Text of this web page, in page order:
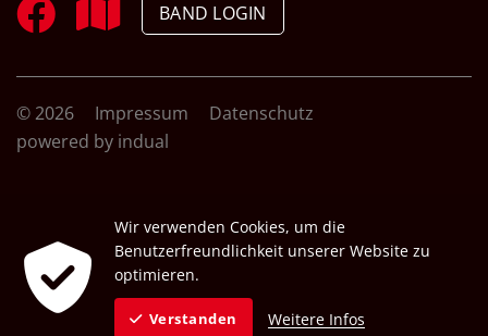
BAND LOGIN
© 2026 Impressum
Datenschutz
powered by indual
Wir verwenden Cookies, um die
Benutzerfreundlichkeit unserer Website zu
optimieren.
Verstanden Weitere Infos